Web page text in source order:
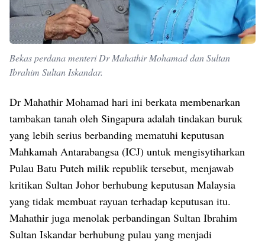
Bekas perdana menteri Dr Mahathir Mohamad dan Sultan
Ibrahim Sultan Iskandar.
Dr Mahathir Mohamad hari ini berkata membenarkan
tambakan tanah oleh Singapura adalah tindakan buruk
yang lebih serius berbanding mematuhi keputusan
Mahkamah Antarabangsa (ICJ) untuk mengisytiharkan
Pulau Batu Puteh milik republik tersebut, menjawab
kritikan Sultan Johor berhubung keputusan Malaysia
yang tidak membuat rayuan terhadap keputusan itu.
Mahathir juga menolak perbandingan Sultan Ibrahim
Sultan Iskandar berhubung pulau yang menjadi